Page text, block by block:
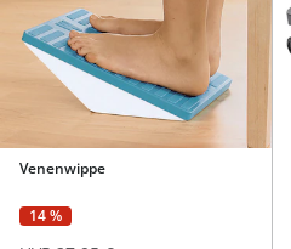
Venenwippe
14 %